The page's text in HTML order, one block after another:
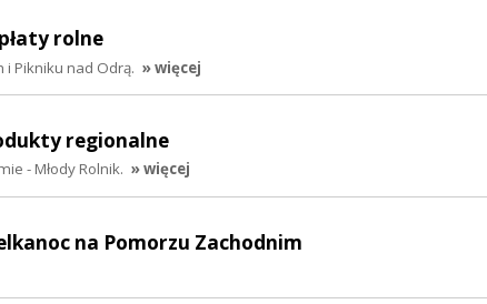
rolne
i Pikniku nad Odrą. » więcej
regionalne
- Młody Rolnik. » więcej
na Pomorzu Zachodnim